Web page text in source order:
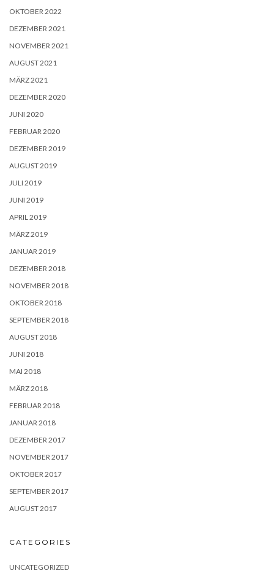
OKTOBER 2022
DEZEMBER 2021
NOVEMBER 2021
AUGUST 2021
MÄRZ 2021
DEZEMBER 2020
JUNI 2020
FEBRUAR 2020
DEZEMBER 2019
AUGUST 2019
JULI 2019
JUNI 2019
APRIL 2019
MÄRZ 2019
JANUAR 2019
DEZEMBER 2018
NOVEMBER 2018
OKTOBER 2018
SEPTEMBER 2018
AUGUST 2018
JUNI 2018
MAI 2018
MÄRZ 2018
FEBRUAR 2018
JANUAR 2018
DEZEMBER 2017
NOVEMBER 2017
OKTOBER 2017
SEPTEMBER 2017
AUGUST 2017
CATEGORIES
UNCATEGORIZED